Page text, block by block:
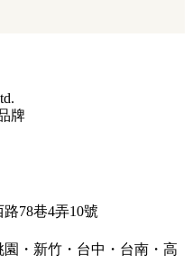
牌
78巷4弄10號
・新竹・台中・台南・高